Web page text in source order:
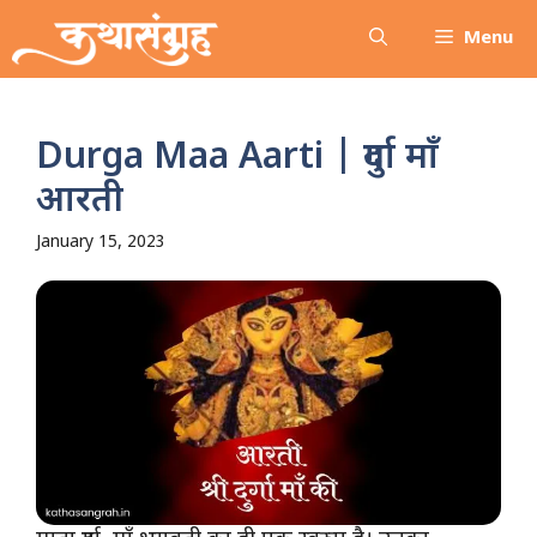
to
content
Menu
Durga Maa Aarti | दुर्गा माँ
आरती
January 15, 2023